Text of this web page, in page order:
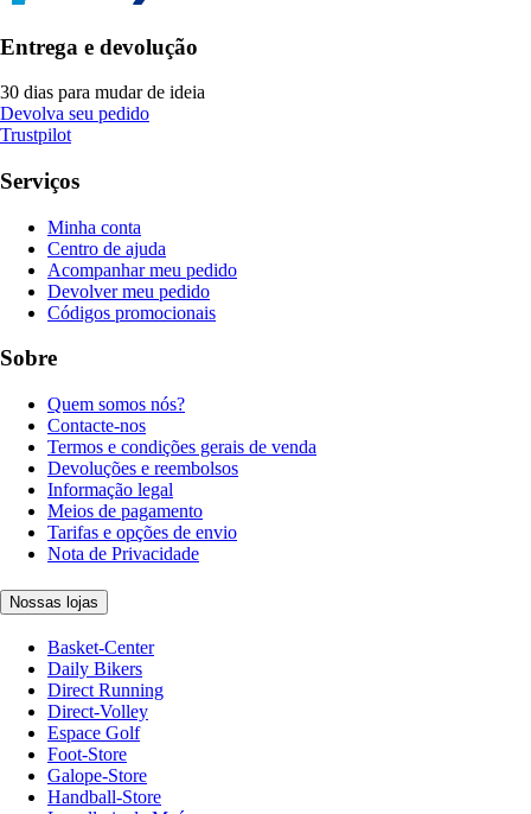
Entrega e devolução
30 dias para mudar de ideia
Devolva seu pedido
Trustpilot
Serviços
Minha conta
Centro de ajuda
Acompanhar meu pedido
Devolver meu pedido
Códigos promocionais
Sobre
Quem somos nós?
Contacte-nos
Termos e condições gerais de venda
Devoluções e reembolsos
Informação legal
Meios de pagamento
Tarifas e opções de envio
Nota de Privacidade
Nossas lojas
Basket-Center
Daily Bikers
Direct Running
Direct-Volley
Espace Golf
Foot-Store
Galope-Store
Handball-Store